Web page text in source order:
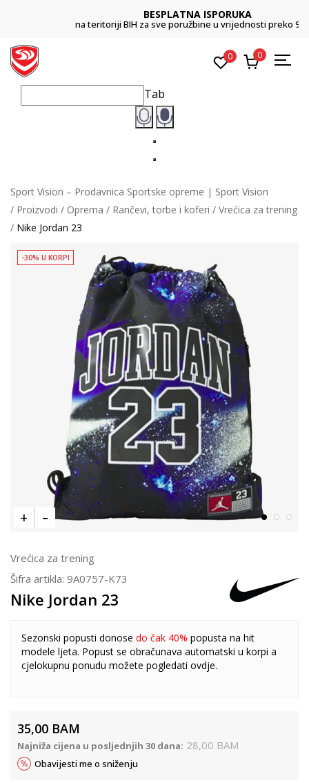
BESPLATNA ISPORUKA
na teritoriji BIH za sve poružbine u vrijednosti preko 99 KM
0 0
Tab
Sport Vision – Prodavnica Sportske opreme | Sport Vision
Proizvodi
Oprema Rančevi, torbe i koferi
Vrećica za trening
Nike Jordan 23
-30% U KORPI
Vrećica za trening
Šifra artikla: 9A0757-K73
Nike Jordan 23
Sezonski popusti donose do čak 40% popusta na hit
modele ljeta. Popust se obračunava automatski u korpi a
cjelokupnu ponudu možete pogledati ovdje.
35,00 BAM
Najniža cijena u posljednjih 30 dana: 28,00 BAM
Obavijesti me o sniženju